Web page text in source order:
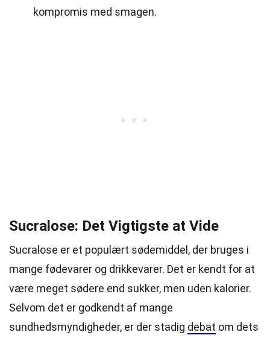
kompromis med smagen.
Sucralose: Det Vigtigste at Vide
Sucralose er et populært sødemiddel, der bruges i
mange fødevarer og drikkevarer. Det er kendt for at
være meget sødere end sukker, men uden kalorier.
Selvom det er godkendt af mange
sundhedsmyndigheder, er der stadig debat om dets